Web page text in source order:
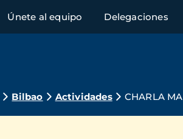
Únete al equipo Delegaciones
Bilbao Actividades CHARLA